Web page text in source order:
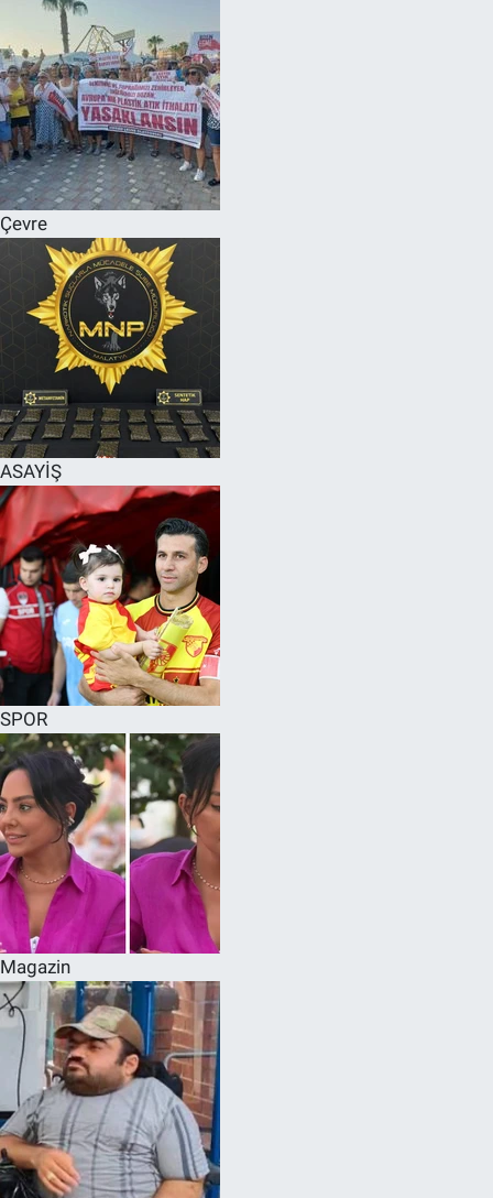
Çevre
ASAYİŞ
SPOR
Magazin